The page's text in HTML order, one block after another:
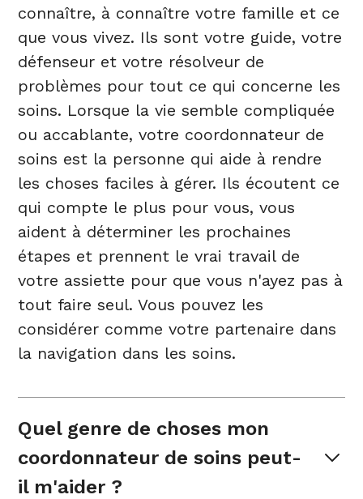
connaître, à connaître votre famille et ce
que vous vivez. Ils sont votre guide, votre
défenseur et votre résolveur de
problèmes pour tout ce qui concerne les
soins. Lorsque la vie semble compliquée
ou accablante, votre coordonnateur de
soins est la personne qui aide à rendre
les choses faciles à gérer. Ils écoutent ce
qui compte le plus pour vous, vous
aident à déterminer les prochaines
étapes et prennent le vrai travail de
votre assiette pour que vous n'ayez pas à
tout faire seul. Vous pouvez les
considérer comme votre partenaire dans
la navigation dans les soins.
Quel genre de choses mon
coordonnateur de soins peut-
il m'aider ?